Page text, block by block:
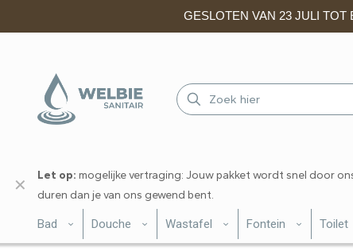
GESLOTEN VAN 23 JULI TOT
Let op: mogelijke vertraging: Jouw pakket wordt snel door
duren dan je van ons gewend bent.
✕
Bad Douche Wastafel Fontein Toilet